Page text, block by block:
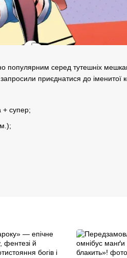
популярним серед тутешніх
приєднатися до іменитої
+ супер;